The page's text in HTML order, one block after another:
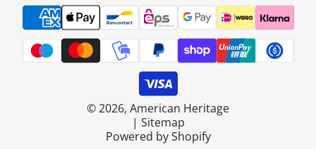
© 2026, American Heritage
| Sitemap
Powered by Shopify